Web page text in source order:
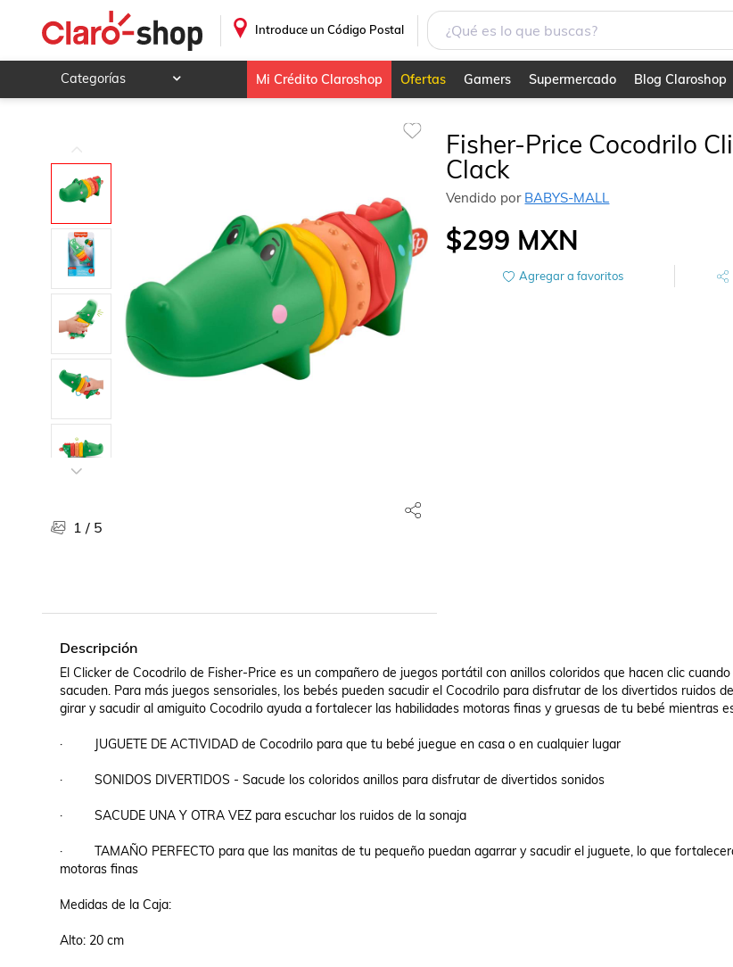
Introduce un Código Postal
Categorías
Hogar y jardín
Animales y mascotas
Ferretería y autos
Ropa, calzado y accesorios
Mamá y bebé
Salud, belleza y cuidado personal
Joyería y relojes
Juegos y juguetes
Otras categorías
Farmacia
Mi Crédito Claroshop Ofertas Gamers Supermercado Blog Claroshop
1 / 5
Fisher-Price Cocodrilo
Clack
Vendido por BABYS-MALL
$299 MXN
Agregar a favoritos
Descripción
El Clicker de Cocodrilo de Fisher-Price es un compañero de juegos portátil con anillos coloridos que hacen clic
sacuden. Para más juegos sensoriales, los bebés pueden sacudir el Cocodrilo para disfrutar de los divertidos ruidos
girar y sacudir al amiguito Cocodrilo ayuda a fortalecer las habilidades motoras finas y gruesas de tu bebé mientras
·         JUGUETE DE ACTIVIDAD de Cocodrilo para que tu bebé juegue en casa o en cualquier lugar
·         SONIDOS DIVERTIDOS - Sacude los coloridos anillos para disfrutar de divertidos sonidos
·         SACUDE UNA Y OTRA VEZ para escuchar los ruidos de la sonaja
·         TAMAÑO PERFECTO para que las manitas de tu pequeño puedan agarrar y sacudir el juguete, lo que
motoras finas
Medidas de la Caja:
Alto: 20 cm
Fisher-Price Cocodrilo Click Clack